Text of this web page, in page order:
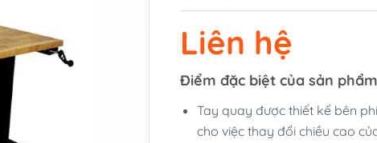
Liên hệ
Điểm đặc biệt của sản
Tay quay được thiết kế bên
cho việc thay đổi chiều cao